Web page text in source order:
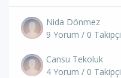
Nida Dönmez
9 Yorum / 0 Takipçi
Cansu Tekoluk
4 Yorum / 0 Takipçi